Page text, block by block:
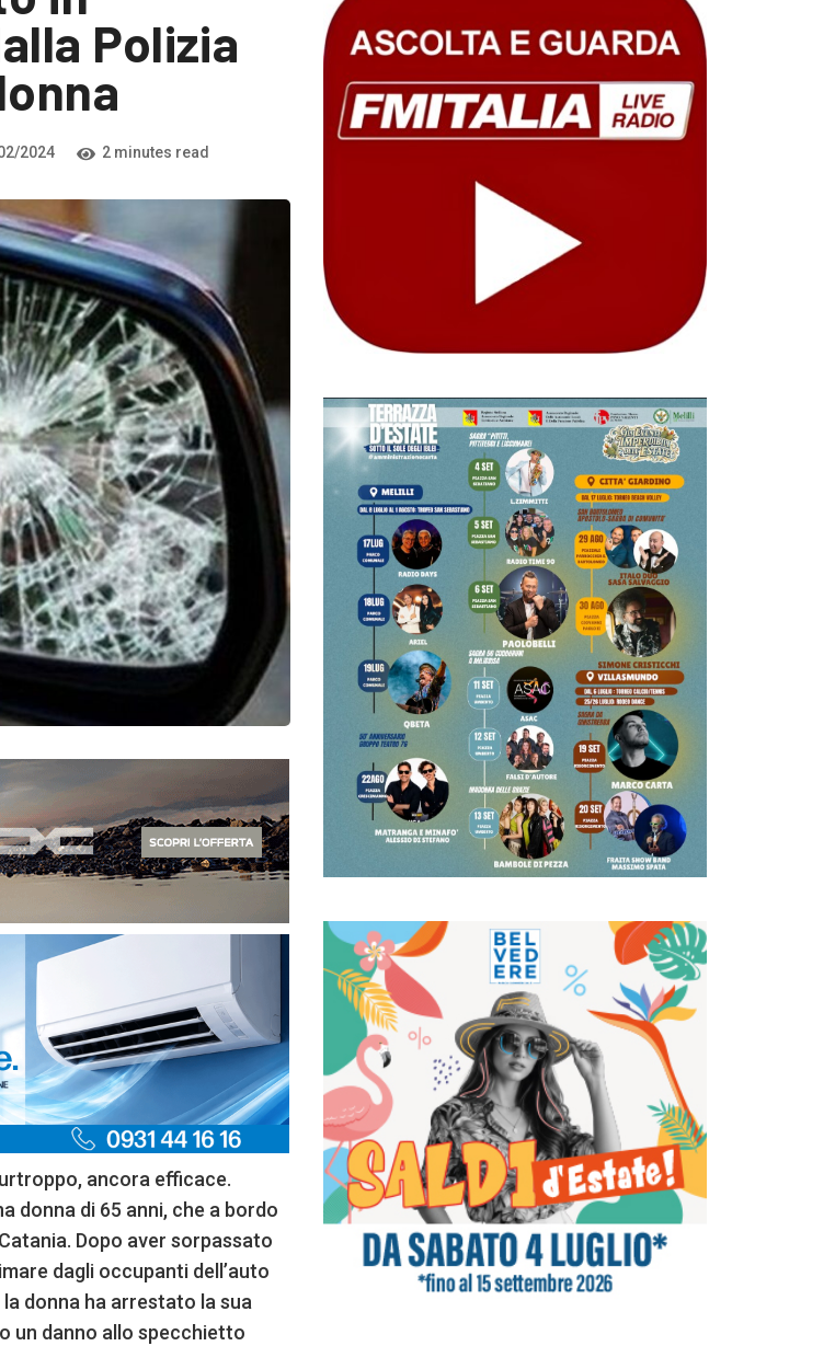
Polizia
2024 2 minutes read
ancora efficace.
donna di 65 anni, che a bordo
Dopo aver sorpassato
dagli occupanti dell’auto
donna ha arrestato la sua
un danno allo specchietto